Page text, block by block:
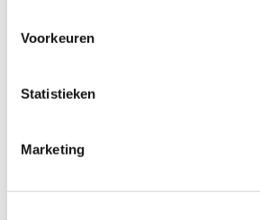
Voorkeuren
Statistieken
Marketing